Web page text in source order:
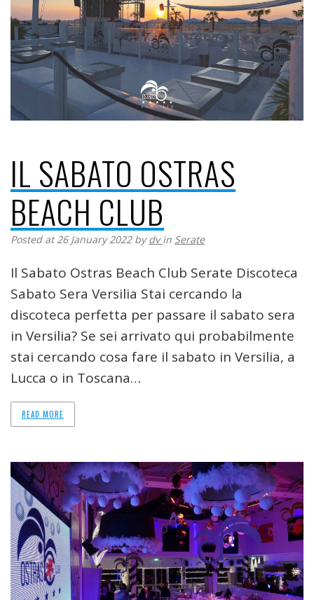
IL SABATO OSTRAS
BEACH CLUB
Posted at 26 January 2022 bydvin Serate
Il Sabato Ostras Beach Club Serate Discoteca
Sabato Sera Versilia Stai cercando la
discoteca perfetta per passare il sabato sera
in Versilia? Se sei arrivato qui probabilmente
stai cercando cosa fare il sabato in Versilia, a
Lucca o in Toscana…
READ MORE